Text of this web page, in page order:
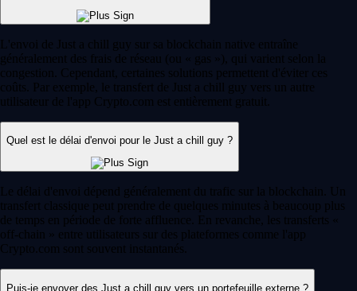
L'envoi de Just a chill guy sur sa blockchain native entraîne
généralement des frais de réseau (ou « gas »), qui varient selon la
congestion. Cependant, certaines solutions permettent d'éviter ces
coûts. Par exemple, le transfert de Just a chill guy vers un autre
utilisateur de l'app Crypto.com est entièrement gratuit.
Quel est le délai d'envoi pour le Just a chill guy ?
Le délai d'envoi dépend généralement du trafic sur la blockchain. Un
transfert classique peut prendre de quelques minutes à beaucoup plus
de temps en période de forte affluence. En revanche, les transferts «
off-chain » entre utilisateurs sur des plateformes comme l'app
Crypto.com sont souvent instantanés.
Puis-je envoyer des Just a chill guy vers un portefeuille externe ?